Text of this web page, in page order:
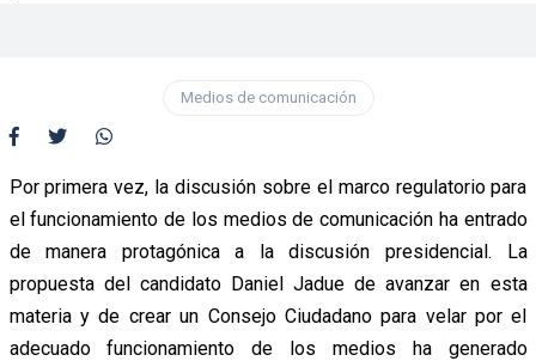
Medios de comunicación
Por primera vez, la discusión sobre el marco regulatorio para
el funcionamiento de los medios de comunicación ha entrado
de manera protagónica a la discusión presidencial. La
propuesta del candidato Daniel Jadue de avanzar en esta
materia y de crear un Consejo Ciudadano para velar por el
adecuado funcionamiento de los medios ha generado